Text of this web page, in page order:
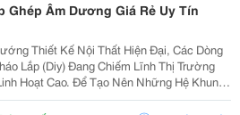
Ghép Âm Dương Giá Rẻ Uy Tín
Thiết Kế Nội Thất Hiện Đại, Các Dòng
Lắp (Diy) Đang Chiếm Lĩnh Thị Trường
Hoạt Cao. Để Tạo Nên Những Hệ Khung
Chắc Chắn, Thẩm Mỹ Và Tiện Lợi, Ngàm